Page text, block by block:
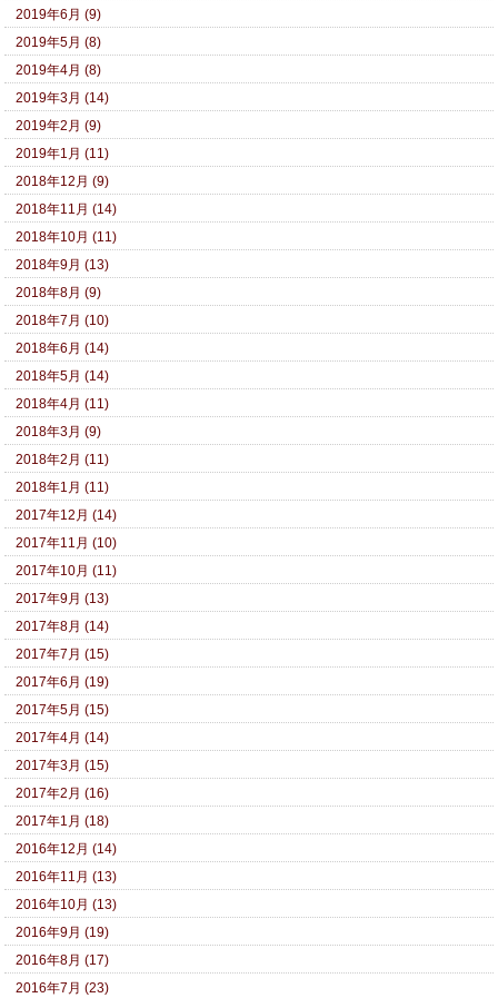
2019年6月 (9)
2019年5月 (8)
2019年4月 (8)
2019年3月 (14)
2019年2月 (9)
2019年1月 (11)
2018年12月 (9)
2018年11月 (14)
2018年10月 (11)
2018年9月 (13)
2018年8月 (9)
2018年7月 (10)
2018年6月 (14)
2018年5月 (14)
2018年4月 (11)
2018年3月 (9)
2018年2月 (11)
2018年1月 (11)
2017年12月 (14)
2017年11月 (10)
2017年10月 (11)
2017年9月 (13)
2017年8月 (14)
2017年7月 (15)
2017年6月 (19)
2017年5月 (15)
2017年4月 (14)
2017年3月 (15)
2017年2月 (16)
2017年1月 (18)
2016年12月 (14)
2016年11月 (13)
2016年10月 (13)
2016年9月 (19)
2016年8月 (17)
2016年7月 (23)